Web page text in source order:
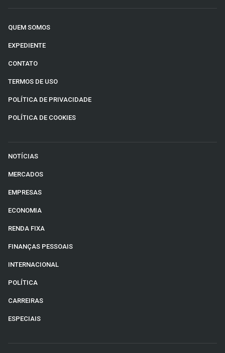
QUEM SOMOS
EXPEDIENTE
CONTATO
TERMOS DE USO
POLÍTICA DE PRIVACIDADE
POLÍTICA DE COOKIES
NOTÍCIAS
MERCADOS
EMPRESAS
ECONOMIA
RENDA FIXA
FINANÇAS PESSOAIS
INTERNACIONAL
POLÍTICA
CARREIRAS
ESPECIAIS